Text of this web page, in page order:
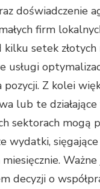
doświadczenie
firm
kilku setek
usługi
Z kolei
lub te
sektorach mogą
wydatki,
decyzji o